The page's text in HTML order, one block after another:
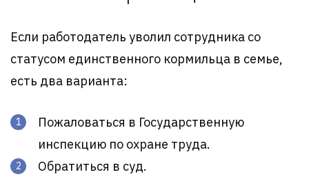
Если работодатель уволил сотрудника со
статусом единственного кормильца в семье,
есть два варианта:
Пожаловаться в Государственную
инспекцию по охране труда.
Обратиться в суд.